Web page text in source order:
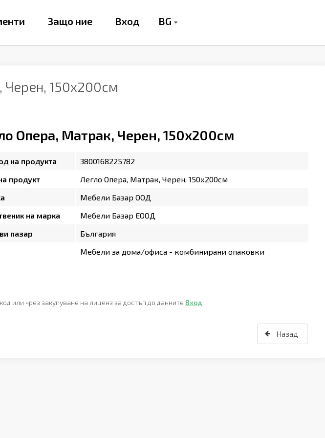
Защо ние Вход BG
150х200см
Опера, Матрак, Черен, 150х200см
на продукта
3800168225782
продукт
Легло Опера, Матрак, Черен, 150х200см
Мебели Базар ООД
на марка
Мебели Базар ЕООД
пазар
България
Мебели за дома/офиса - комбинирани опаковки
или чрез закупуване на лиценз за достъп до данните Вход
Назад